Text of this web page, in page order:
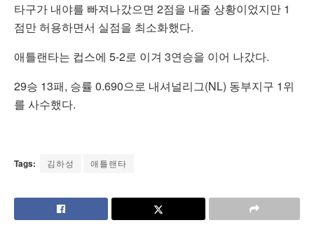
타구가 내야를 빠져나갔으면 2점을 내줄 상황이었지만 1
점만 허용하면서 실점을 최소화했다.
애틀랜타는 컵스에 5-2로 이겨 3연승을 이어 나갔다.
29승 13패, 승률 0.690으로 내셔널리그(NL) 동부지구 1위
를 사수했다.
Tags: 김하성 애틀랜타